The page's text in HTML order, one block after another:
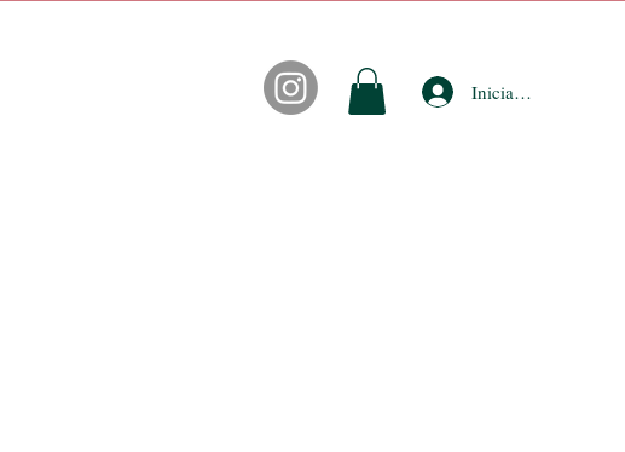
Iniciar sesión